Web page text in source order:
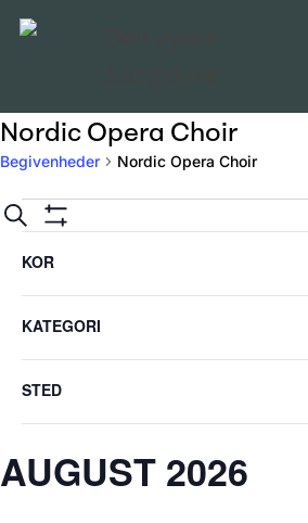
Nordic Opera Choir
Begivenheder Nordic Opera Choir
Begivenheder
Begivenheder
Søgning
og
visninger
Navigation
Søg
efter
begivenheder
Gem
Hvis
ændrer
form
inputs,
listen
KOR
KATEGORI
STED
AUGUST 2026